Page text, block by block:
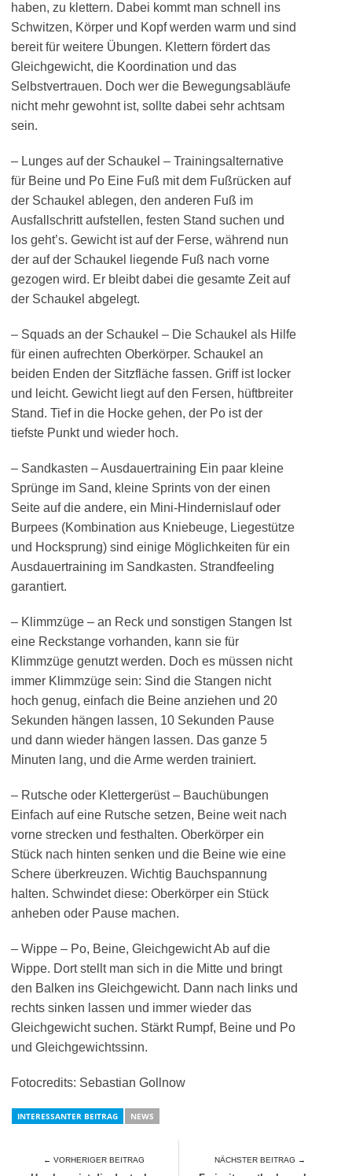
haben, zu klettern. Dabei kommt man schnell ins
Schwitzen, Körper und Kopf werden warm und sind
bereit für weitere Übungen. Klettern fördert das
Gleichgewicht, die Koordination und das
Selbstvertrauen. Doch wer die Bewegungsabläufe
nicht mehr gewohnt ist, sollte dabei sehr achtsam
sein.
– Lunges auf der Schaukel – Trainingsalternative
für Beine und Po Eine Fuß mit dem Fußrücken auf
der Schaukel ablegen, den anderen Fuß im
Ausfallschritt aufstellen, festen Stand suchen und
los geht’s. Gewicht ist auf der Ferse, während nun
der auf der Schaukel liegende Fuß nach vorne
gezogen wird. Er bleibt dabei die gesamte Zeit auf
der Schaukel abgelegt.
– Squads an der Schaukel – Die Schaukel als Hilfe
für einen aufrechten Oberkörper. Schaukel an
beiden Enden der Sitzfläche fassen. Griff ist locker
und leicht. Gewicht liegt auf den Fersen, hüftbreiter
Stand. Tief in die Hocke gehen, der Po ist der
tiefste Punkt und wieder hoch.
– Sandkasten – Ausdauertraining Ein paar kleine
Sprünge im Sand, kleine Sprints von der einen
Seite auf die andere, ein Mini-Hindernislauf oder
Burpees (Kombination aus Kniebeuge, Liegestütze
und Hocksprung) sind einige Möglichkeiten für ein
Ausdauertraining im Sandkasten. Strandfeeling
garantiert.
– Klimmzüge – an Reck und sonstigen Stangen Ist
eine Reckstange vorhanden, kann sie für
Klimmzüge genutzt werden. Doch es müssen nicht
immer Klimmzüge sein: Sind die Stangen nicht
hoch genug, einfach die Beine anziehen und 20
Sekunden hängen lassen, 10 Sekunden Pause
und dann wieder hängen lassen. Das ganze 5
Minuten lang, und die Arme werden trainiert.
– Rutsche oder Klettergerüst – Bauchübungen
Einfach auf eine Rutsche setzen, Beine weit nach
vorne strecken und festhalten. Oberkörper ein
Stück nach hinten senken und die Beine wie eine
Schere überkreuzen. Wichtig Bauchspannung
halten. Schwindet diese: Oberkörper ein Stück
anheben oder Pause machen.
– Wippe – Po, Beine, Gleichgewicht Ab auf die
Wippe. Dort stellt man sich in die Mitte und bringt
den Balken ins Gleichgewicht. Dann nach links und
rechts sinken lassen und immer wieder das
Gleichgewicht suchen. Stärkt Rumpf, Beine und Po
und Gleichgewichtssinn.
Fotocredits: Sebastian Gollnow
INTERESSANTER BEITRAG NEWS
← VORHERIGER BEITRAG NÄCHSTER BEITRAG →